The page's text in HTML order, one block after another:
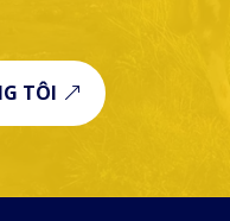
TÔI